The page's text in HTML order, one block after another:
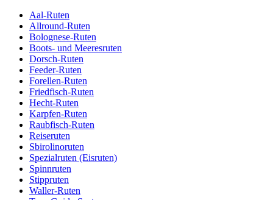
Aal-Ruten
Allround-Ruten
Bolognese-Ruten
Boots- und Meeresruten
Dorsch-Ruten
Feeder-Ruten
Forellen-Ruten
Friedfisch-Ruten
Hecht-Ruten
Karpfen-Ruten
Raubfisch-Ruten
Reiseruten
Sbirolinoruten
Spezialruten (Eisruten)
Spinnruten
Stippruten
Waller-Ruten